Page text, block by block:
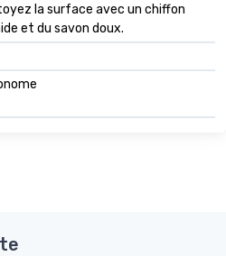
la surface avec un chiffon
et du savon doux.